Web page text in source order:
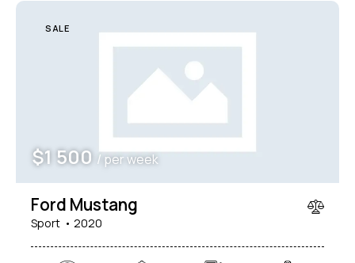
SALE
$1 500 / per week
Ford Mustang
Sport 2020